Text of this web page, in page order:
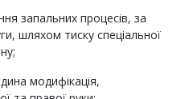
запальних процесів, за
шляхом тиску спеціальної
модифікація,